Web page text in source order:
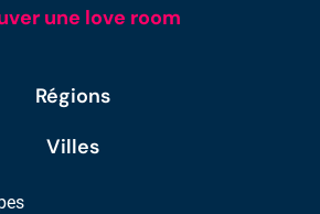
une love room
Régions
Villes